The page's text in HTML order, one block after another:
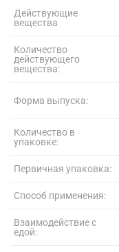
Действующие
вещества
Количество
действующего
вещества:
Форма выпуска:
Количество в
упаковке:
Первичная упаковка:
Способ применения:
Взаимодействие с
едой: